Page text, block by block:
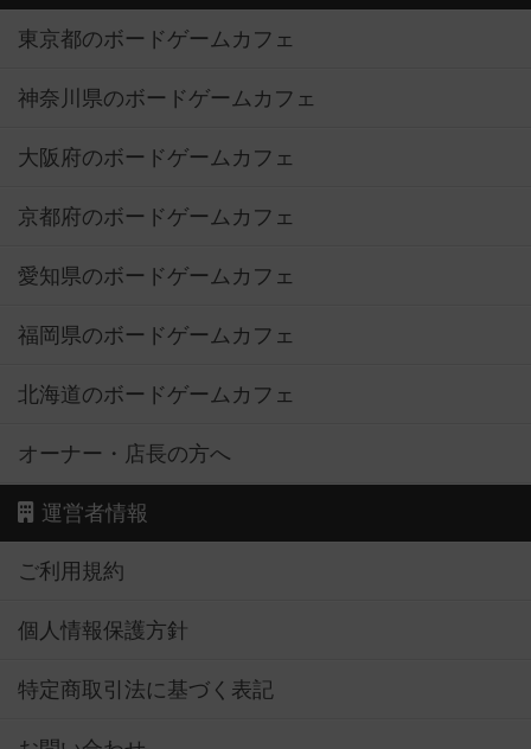
東京都のボードゲームカフェ
神奈川県のボードゲームカフェ
大阪府のボードゲームカフェ
京都府のボードゲームカフェ
愛知県のボードゲームカフェ
福岡県のボードゲームカフェ
北海道のボードゲームカフェ
オーナー・店長の方へ
運営者情報
ご利用規約
個人情報保護方針
特定商取引法に基づく表記